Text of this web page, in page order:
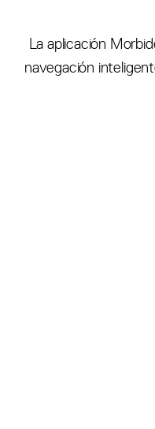
La aplicación
navegación